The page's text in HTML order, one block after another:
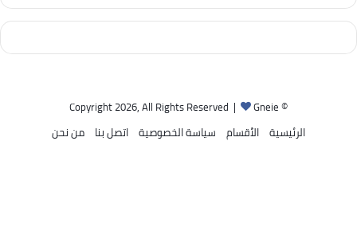
© Copyright 2026, All Rights Reserved |
Gneie
الرئيسية الأقسام سياسة الخصوصية اتصل بنا من نحن